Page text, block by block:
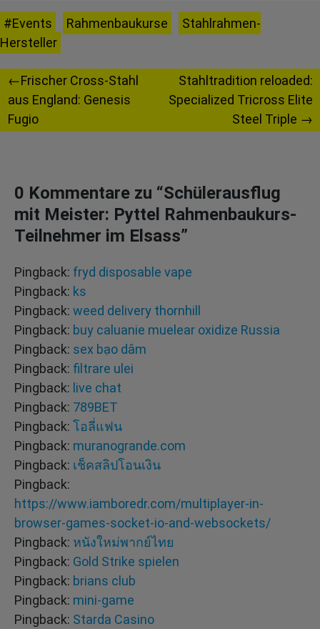
#Events Rahmenbaukurse
Stahlrahmen-
Hersteller
Beitragsnavigation
Frischer Cross-Stahl
aus England: Genesis
Fugio
Stahltradition reloaded:
Specialized Tricross Elite
Steel Triple
0 Kommentare zu “Schülerausflug
mit Meister: Pyttel Rahmenbaukurs-
Teilnehmer im Elsass”
Pingback: fryd disposable vape
Pingback: ks
Pingback: weed delivery thornhill
Pingback: buy caluanie muelear oxidize Russia
Pingback: sex bạo dâm
Pingback: filtrare ulei
Pingback: live chat
Pingback: 789BET
Pingback: โอลี่แฟน
Pingback: muranogrande.com
Pingback: เช็คสลิปโอนเงิน
Pingback:
https://www.iamboredr.com/multiplayer-in-
browser-games-socket-io-and-websockets/
Pingback: หนังใหม่พากย์ไทย
Pingback: Gold Strike spielen
Pingback: brians club
Pingback: mini-game
Pingback: Starda Casino